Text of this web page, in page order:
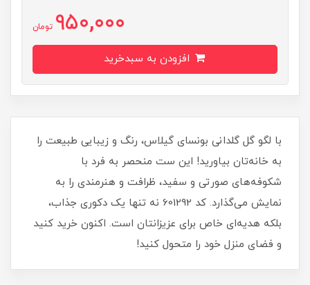
950,000 تومان
با لگو گل گلدانی بونسای گیلاس، رنگ و زیبایی طبیعت را
به خانه‌تان بیاورید! این ست منحصر به فرد با
شکوفه‌های صورتی و سفید، ظرافت و هنرمندی را به
نمایش می‌گذارد. کد 601292 نه تنها یک دکوری جذاب،
بلکه هدیه‌ای خاص برای عزیزانتان است. اکنون خرید کنید
و فضای منزل خود را متحول کنید!